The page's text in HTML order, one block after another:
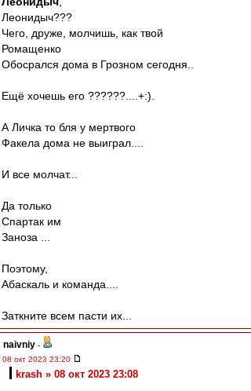
Леонидыч???
Чего, друже, молчишь, как твой
Ромащенко
Обосрался дома в Грозном сегодня..
Ещё хочешь его ??????....+:).
А Личка то бля у мертвого
Факела дома не выиграл....
И все молчат...
Да только
Спартак им
Заноза ...
Поэтому,
Абаскаль и команда....
Заткните всем пасти их...
naivniy -
08 окт 2023 23:20
krash » 08 окт 2023 23:08